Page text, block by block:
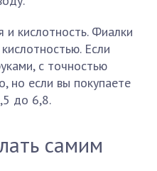
кислотность. Фиалки
Если
с точностью
но если вы покупаете
до 6,8.
самим